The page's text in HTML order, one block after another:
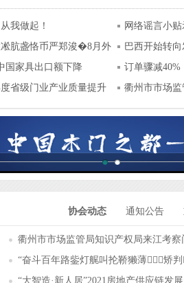
建设工作
点组织企业亮相2021
律服务月活动暨外贸企业
航新征程”——江山门协庆祝
房地产供应链发展趋势
举办
我做起！
网络谣言小贴
肮盏恪币严郑浚�8月外
巴西开始转
国家具出口额下降
订单骤减40%
年”！
度省级门业产业质量提升
衢州市市场
协会动态 通知公告
衢州市市场监管局知识产权局来江考察
“奋斗百年路鈭灯艉叫抡鞒獭薄矫判
“大智造·新人居”2021房地产供应链发展